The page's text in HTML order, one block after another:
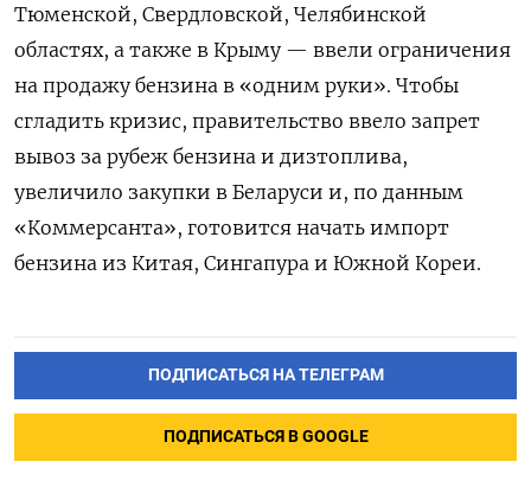
Тюменской, Свердловской, Челябинской
областях, а также в Крыму — ввели ограничения
на продажу бензина в «одним руки». Чтобы
сгладить кризис, правительство ввело запрет
вывоз за рубеж бензина и дизтоплива,
увеличило закупки в Беларуси и, по данным
«Коммерсанта», готовится начать импорт
бензина из Китая, Сингапура и Южной Кореи.
ПОДПИСАТЬСЯ НА ТЕЛЕГРАМ
ПОДПИСАТЬСЯ В GOOGLE